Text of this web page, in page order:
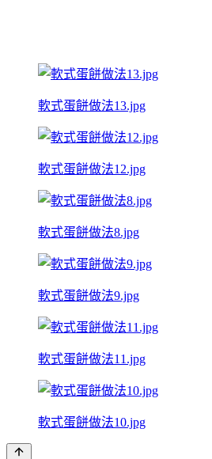
軟式蛋餅做法13.jpg
軟式蛋餅做法12.jpg
軟式蛋餅做法8.jpg
軟式蛋餅做法9.jpg
軟式蛋餅做法11.jpg
軟式蛋餅做法10.jpg